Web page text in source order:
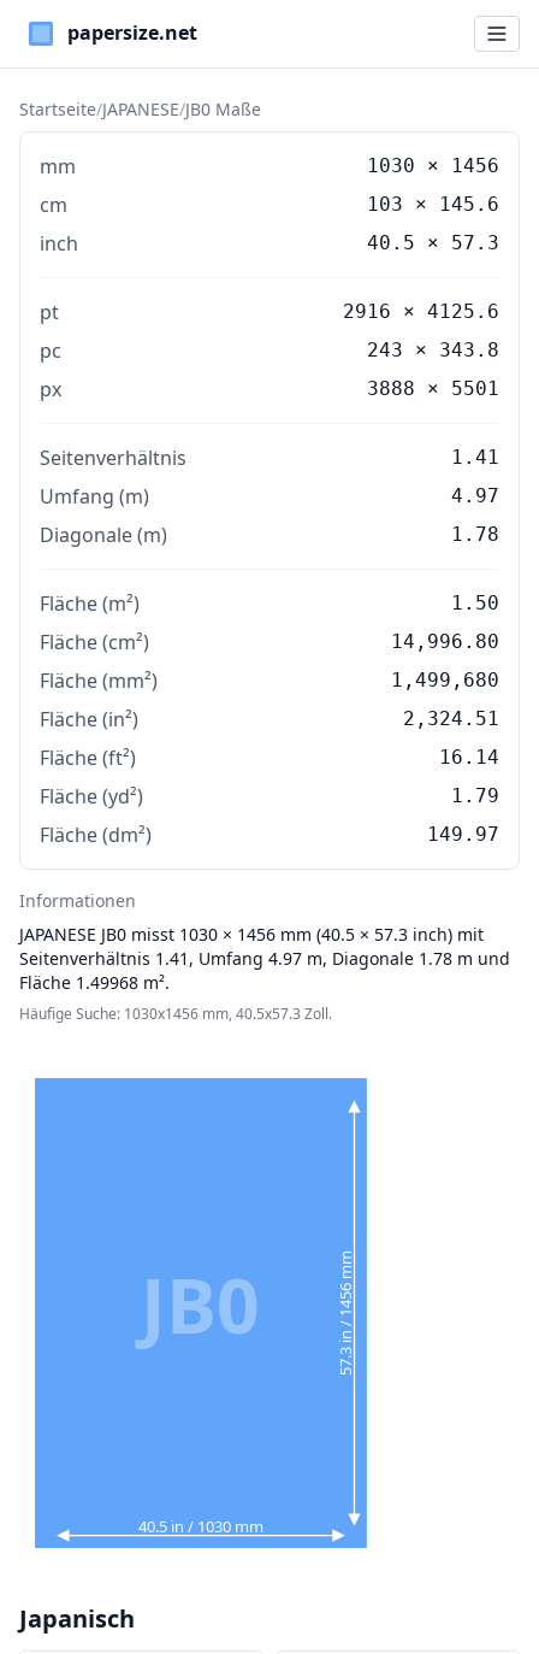
Paper Sizes
Startseite/JAPANESE/JB0 Maße
mm 1030 × 1456
cm 103 × 145.6
inch 40.5 × 57.3
pt 2916 × 4125.6
pc 243 × 343.8
px 3888 × 5501
Seitenverhältnis 1.41
Umfang (m) 4.97
Diagonale (m) 1.78
Fläche (m²) 1.50
Fläche (cm²) 14,996.80
Fläche (mm²) 1,499,680
Fläche (in²) 2,324.51
Fläche (ft²) 16.14
Fläche (yd²) 1.79
Fläche (dm²) 149.97
Informationen
JAPANESE JB0 misst 1030 × 1456 mm (40.5 × 57.3 inch) mit
Seitenverhältnis 1.41, Umfang 4.97 m, Diagonale 1.78 m und
Fläche 1.49968 m².
Häufige Suche: 1030x1456 mm, 40.5x57.3 Zoll.
40.5 in / 1030 mm
57.3 in / 1456 mm
JB0
Japanisch